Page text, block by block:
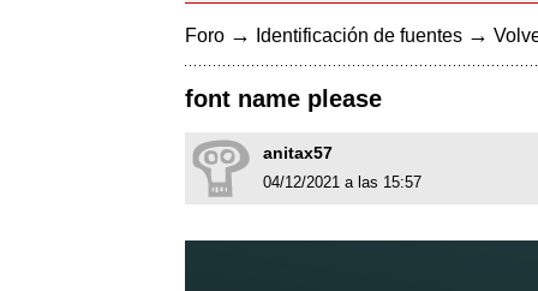
Foro → Identificación de fuentes →
font name please
anitax57
04/12/2021 a las 15:57